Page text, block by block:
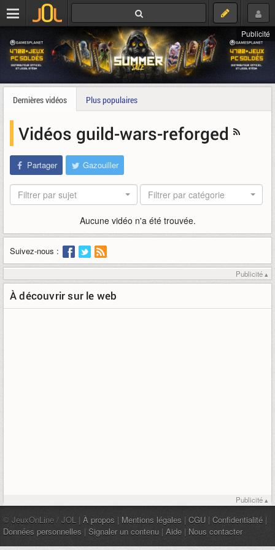
Publicité
Dernières vidéos Plus populaires
Vidéos guild-wars-reforged
Partager Gazouiller
Filtrer par sujet Filtrer par catégorie
Aucune vidéo n'a été trouvée.
Suivez-nous :
Publicité ▴
À découvrir sur le web
Publicité ▴
© JeuxOnLine / JOL | À propos | Mentions légales | CGU | Confidentialité |
Données personnelles | Signaler un contenu | Aide | Nous contacter